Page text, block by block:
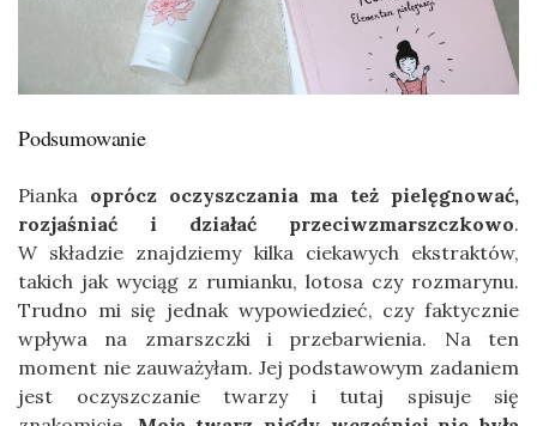
Podsumowanie
Pianka oprócz oczyszczania ma też pielęgnować,
rozjaśniać i działać przeciwzmarszczkowo.
W składzie znajdziemy kilka ciekawych ekstraktów,
takich jak wyciąg z rumianku, lotosa czy rozmarynu.
Trudno mi się jednak wypowiedzieć, czy faktycznie
wpływa na zmarszczki i przebarwienia. Na ten
moment nie zauważyłam. Jej podstawowym zadaniem
jest oczyszczanie twarzy i tutaj spisuje się